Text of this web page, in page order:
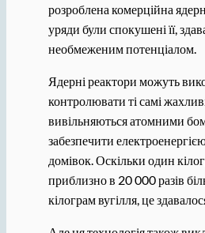
розроблена комерційна
уряди були спокушені її,
необмеженим потенціалом.
Ядерні реактори можуть
контролювати ті самі
вивільняються атомними
забезпечити
домівок. Оскільки один
приблизно в 20 000 разів
кілограм вугілля, це